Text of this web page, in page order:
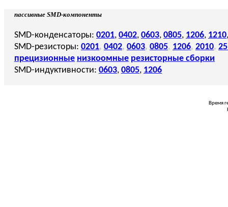
пассивные SMD-компоненты
SMD-конденсаторы: 0201, 0402, 0603, 0805, 1206, 1210,
SMD-резисторы: 0201, 0402, 0603, 0805, 1206, 2010,
прецизионные низкоомные резисторные сборки
SMD-индуктивности: 0603, 0805, 1206
Время